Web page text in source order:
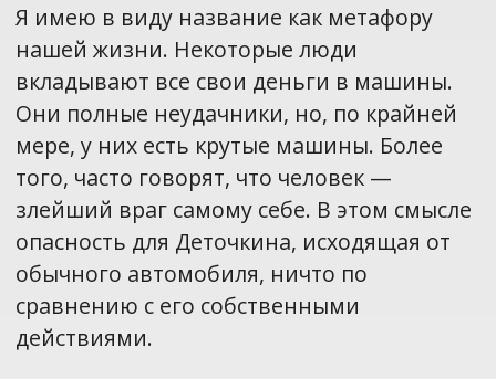
Я имею в виду название как метафору
нашей жизни. Некоторые люди
вкладывают все свои деньги в машины.
Они полные неудачники, но, по крайней
мере, у них есть крутые машины. Более
того, часто говорят, что человек —
злейший враг самому себе. В этом смысле
опасность для Деточкина, исходящая от
обычного автомобиля, ничто по
сравнению с его собственными
действиями.